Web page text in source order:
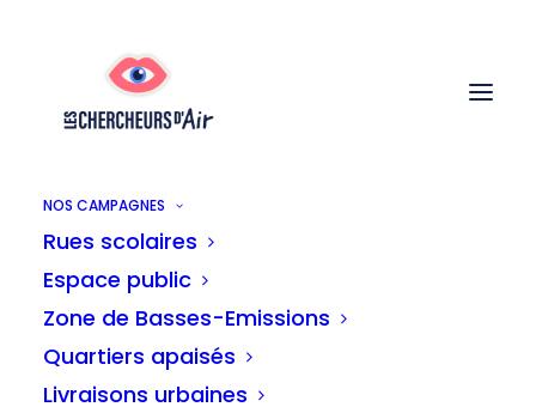
NOS CAMPAGNES
Rues scolaires
Espace public
Zone de Basses-Emissions
Quartiers apaisés
Livraisons urbaines